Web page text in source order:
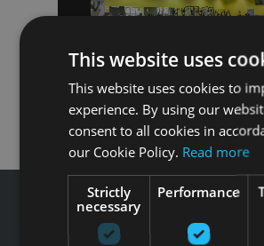
This website uses
This website uses cookies to
experience. By using our
consent to all cookies in
our Cookie Policy. Read more
Strictly
necessary
Performance